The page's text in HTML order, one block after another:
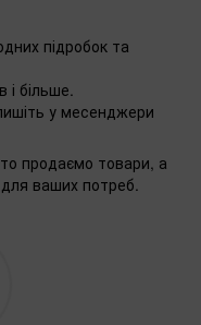
підробок та
і більше.
у месенджери
продаємо товари, а
ваших потреб.